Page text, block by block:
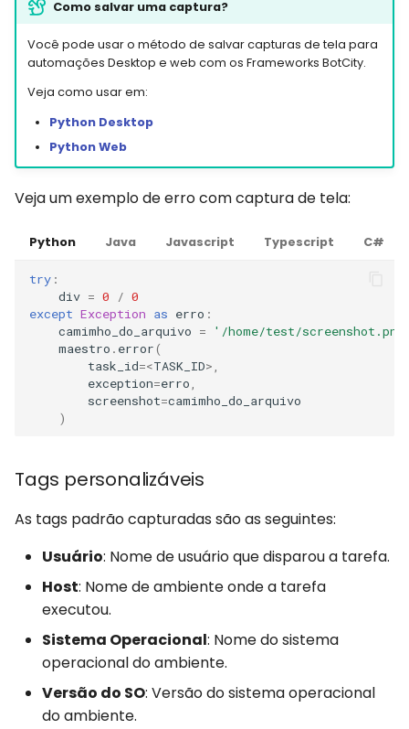
Como salvar uma captura?
Você pode usar o método de salvar capturas de tela para
automações Desktop e web com os Frameworks BotCity.
Veja como usar em:
Python Desktop
Python Web
Veja um exemplo de erro com captura de tela:
Python Java Javascript Typescript C#
try :
div = 0 / 0
except Exception as erro :
camimho_do_arquivo =
'/home/test/
maestro . error(
task_id=<TASK_ID>,
exception=erro,
screenshot=camimho_do_arquivo
)
Tags personalizáveis
As tags padrão capturadas são as seguintes:
Usuário: Nome de usuário que disparou a tarefa.
Host: Nome de ambiente onde a tarefa
executou.
Sistema Operacional: Nome do sistema
operacional do ambiente.
Versão do SO: Versão do sistema operacional
do ambiente.